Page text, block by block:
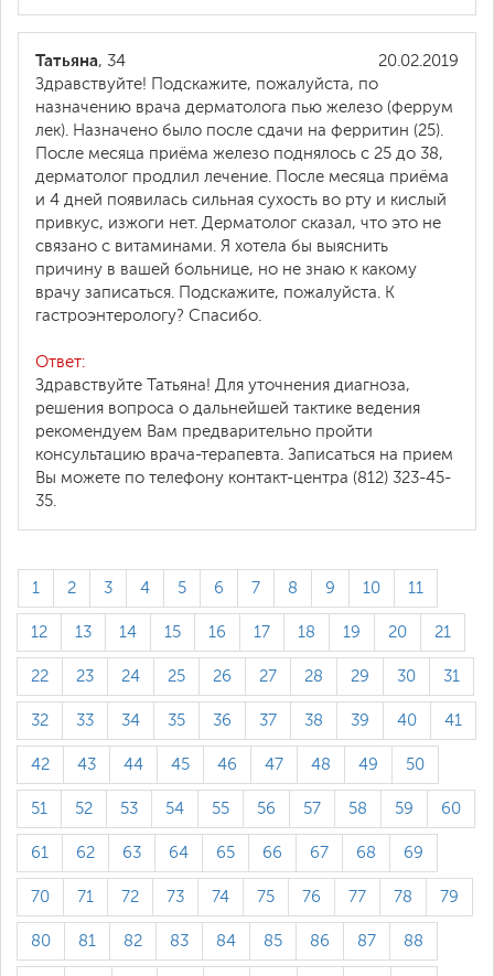
20.02.2019
Татьяна, 34
Здравствуйте! Подскажите, пожалуйста, по
назначению врача дерматолога пью железо (феррум
лек). Назначено было после сдачи на ферритин (25).
После месяца приёма железо поднялось с 25 до 38,
дерматолог продлил лечение. После месяца приёма
и 4 дней появилась сильная сухость во рту и кислый
привкус, изжоги нет. Дерматолог сказал, что это не
связано с витаминами. Я хотела бы выяснить
причину в вашей больнице, но не знаю к какому
врачу записаться. Подскажите, пожалуйста. К
гастроэнтерологу? Спасибо.
Ответ:
Здравствуйте Татьяна! Для уточнения диагноза,
решения вопроса о дальнейшей тактике ведения
рекомендуем Вам предварительно пройти
консультацию врача-терапевта. Записаться на прием
Вы можете по телефону контакт-центра (812) 323-45-
35.
1 2 3 4 5 6 7 8 9 10 11
12 13 14 15 16 17 18 19 20 21
22 23 24 25 26 27 28 29 30 31
32 33 34 35 36 37 38 39 40 41
42 43 44 45 46 47 48 49 50
51 52 53 54 55 56 57 58 59 60
61 62 63 64 65 66 67 68 69
70 71 72 73 74 75 76 77 78 79
80 81 82 83 84 85 86 87 88